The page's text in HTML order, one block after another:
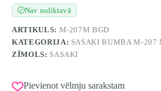
✓Nav noliktavā
ARTIKULS: M-207M BGD
KATEGORIJA: SASAKI BUMBA M-
ZĪMOLS: SASAKI
Pievienot vēlmju sarakstam